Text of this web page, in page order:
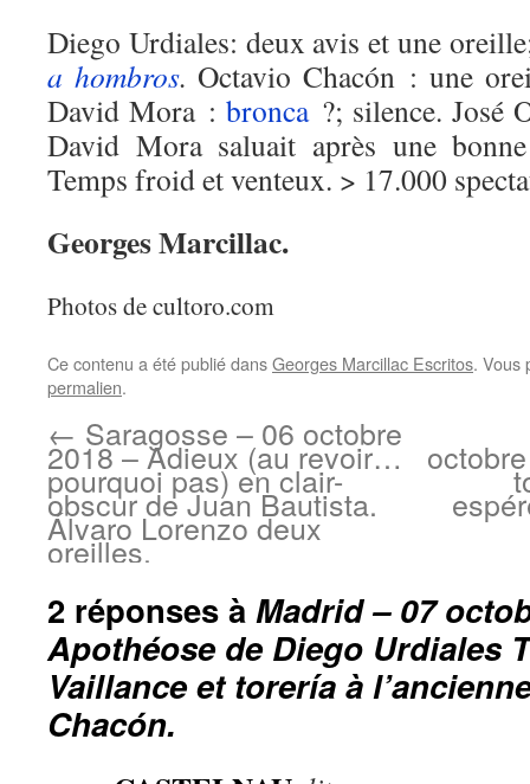
Diego Urdiales: deux avis et une
a hombros.Octavio Chacón : une
David Mora : bronca?; silence. José
David Mora saluait après une
Temps froid et venteux. > 17.000
Georges Marcillac.
Photos de cultoro.com
Ce contenu a été publié dansGeorges Marcillac Escritos. Vous
permalien.
← Saragosse – 06 octobre
2018 – Adieux (au revoir…
pourquoi pas) en clair-
obscur de Juan Bautista.
Álvaro Lorenzo deux
oreilles.
2 réponses à Madrid – 07
Apothéose de Diego Urdiales
Vaillance et torería à
Chacón.